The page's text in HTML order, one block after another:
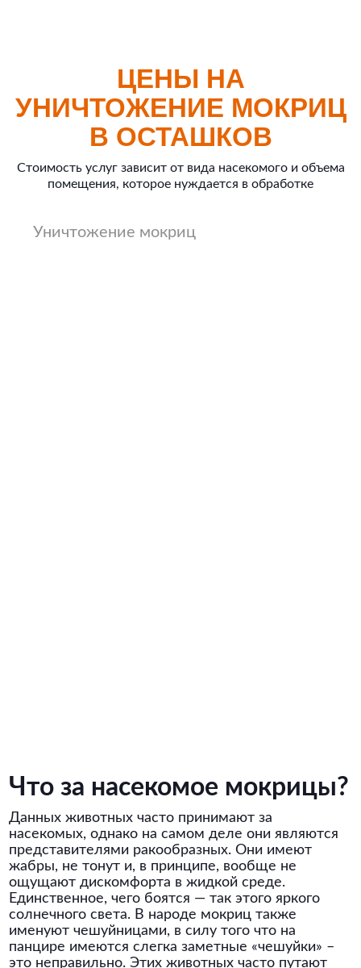
ЦЕНЫ НА
УНИЧТОЖЕНИЕ МОКРИЦ
В ОСТАШКОВ
Стоимость услуг зависит от вида насекомого и объема
помещения, которое нуждается в обработке
Уничтожение мокриц
Что за насекомое мокрицы?
Данных животных часто принимают за
насекомых, однако на самом деле они являются
представителями ракообразных. Они имеют
жабры, не тонут и, в принципе, вообще не
ощущают дискомфорта в жидкой среде.
Единственное, чего боятся — так этого яркого
солнечного света. В народе мокриц также
именуют чешуйницами, в силу того что на
панцире имеются слегка заметные «чешуйки» –
это неправильно. Этих животных часто путают